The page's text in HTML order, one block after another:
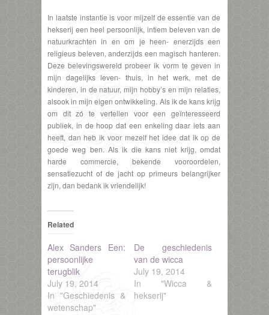
In laatste instantie is voor mijzelf de essentie van de
hekserij een heel persoonlijk, intiem beleven van de
natuurkrachten in en om je heen- enerzijds een
religieus beleven, anderzijds een magisch hanteren.
Deze belevingswereld probeer ik vorm te geven in
mijn dagelijks leven- thuis, in het werk, met de
kinderen, in de natuur, mijn hobby’s en mijn relaties,
alsook in mijn eigen ontwikkeling. Als ik de kans krijg
om dit zó te vertellen voor een geïnteresseerd
publiek, in de hoop dat een enkeling daar iets aan
heeft, dan heb ik voor mezelf het idee dat ik op de
goede weg ben. Als ik die kans niet krijg, omdat
harde commercie, bekende vooroordelen,
sensatiezucht of de jacht op primeurs belangrijker
zijn, dan bedank ik vriendelijk!
Related
Alex Sanders Een:
persoonlijke
terugblik
July 19, 2014
In "Geschiedenis &
wetenschap"
De geschiedenis
van de wicca
July 19, 2014
In "Wicca &
hekserij"